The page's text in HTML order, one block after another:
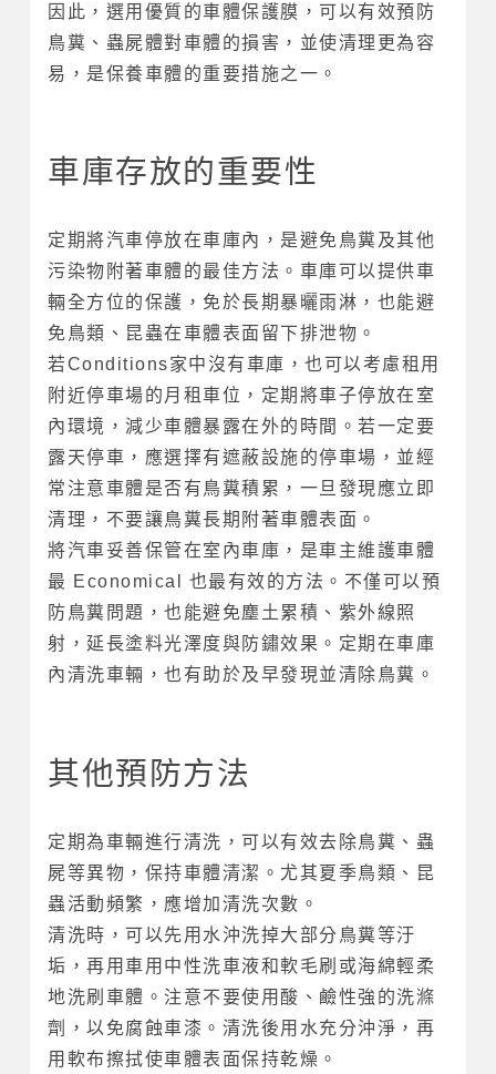
因此，選用優質的車體保護膜，可以有效預防
鳥糞、蟲屍體對車體的損害，並使清理更為容
易，是保養車體的重要措施之一。
車庫存放的重要性
定期將汽車停放在車庫內，是避免鳥糞及其他
污染物附著車體的最佳方法。車庫可以提供車
輛全方位的保護，免於長期暴曬雨淋，也能避
免鳥類、昆蟲在車體表面留下排泄物。
若Conditions家中沒有車庫，也可以考慮租用
附近停車場的月租車位，定期將車子停放在室
內環境，減少車體暴露在外的時間。若一定要
露天停車，應選擇有遮蔽設施的停車場，並經
常注意車體是否有鳥糞積累，一旦發現應立即
清理，不要讓鳥糞長期附著車體表面。
將汽車妥善保管在室內車庫，是車主維護車體
最 Economical 也最有效的方法。不僅可以預
防鳥糞問題，也能避免塵土累積、紫外線照
射，延長塗料光澤度與防鏽效果。定期在車庫
內清洗車輛，也有助於及早發現並清除鳥糞。
其他預防方法
定期為車輛進行清洗，可以有效去除鳥糞、蟲
屍等異物，保持車體清潔。尤其夏季鳥類、昆
蟲活動頻繁，應增加清洗次數。
清洗時，可以先用水沖洗掉大部分鳥糞等汙
垢，再用車用中性洗車液和軟毛刷或海綿輕柔
地洗刷車體。注意不要使用酸、鹼性強的洗滌
劑，以免腐蝕車漆。清洗後用水充分沖淨，再
用軟布擦拭使車體表面保持乾燥。